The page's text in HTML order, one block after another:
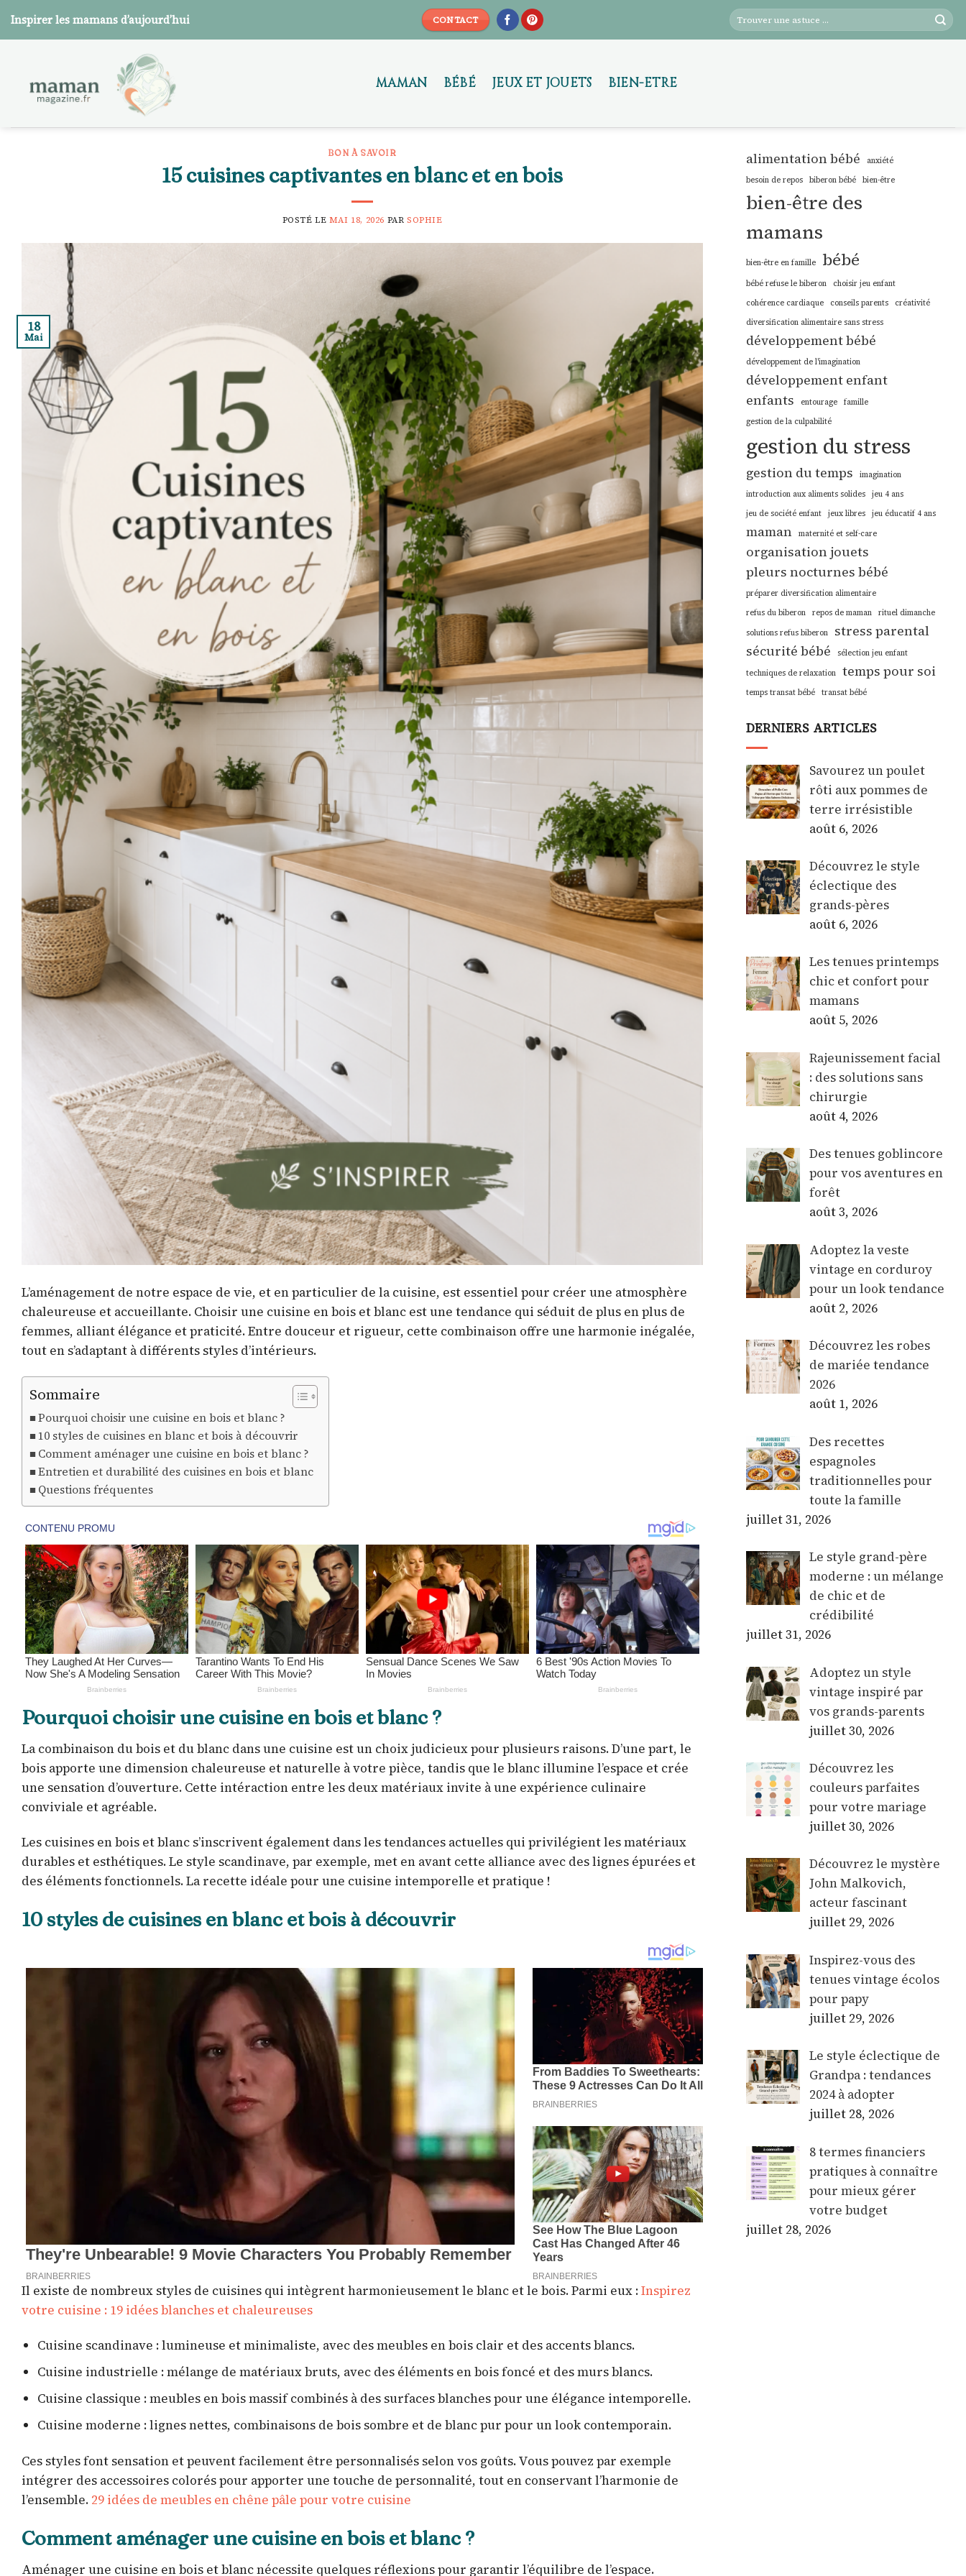
toInspirer les mamans d’aujourd’hui CONTACT
MAMAN BÉBÉ JEUX ET JOUETS BIEN-ÊTRE
BON À SAVOIR
15 cuisines captivantes en blanc et en bois
POSTÉ LE MAI 18, 2026 PAR SOPHIE
18
Mai
L’aménagement de notre espace de vie, et en particulier de la cuisine, est essentiel pour créer une atmosphère
chaleureuse et accueillante. Choisir une cuisine en bois et blanc est une tendance qui séduit de plus en plus de
femmes, alliant élégance et praticité. Entre douceur et rigueur, cette combinaison offre une harmonie inégalée,
tout en s’adaptant à différents styles d’intérieurs.
Sommaire
Pourquoi choisir une cuisine en bois et blanc ?
10 styles de cuisines en blanc et bois à découvrir
Comment aménager une cuisine en bois et blanc ?
Entretien et durabilité des cuisines en bois et blanc
Questions fréquentes
Pourquoi choisir une cuisine en bois et blanc ?
La combinaison du bois et du blanc dans une cuisine est un choix judicieux pour plusieurs raisons. D’une part, le
bois apporte une dimension chaleureuse et naturelle à votre pièce, tandis que le blanc illumine l’espace et crée
une sensation d’ouverture. Cette intéraction entre les deux matériaux invite à une expérience culinaire
conviviale et agréable.
Les cuisines en bois et blanc s’inscrivent également dans les tendances actuelles qui privilégient les matériaux
durables et esthétiques. Le style scandinave, par exemple, met en avant cette alliance avec des lignes épurées et
des éléments fonctionnels. La recette idéale pour une cuisine intemporelle et pratique !
10 styles de cuisines en blanc et bois à découvrir
Il existe de nombreux styles de cuisines qui intègrent harmonieusement le blanc et le bois. Parmi eux :Inspirez
votre cuisine : 19 idées blanches et chaleureuses
Cuisine scandinave : lumineuse et minimaliste, avec des meubles en bois clair et des accents blancs.
Cuisine industrielle : mélange de matériaux bruts, avec des éléments en bois foncé et des murs blancs.
Cuisine classique : meubles en bois massif combinés à des surfaces blanches pour une élégance intemporelle.
Cuisine moderne : lignes nettes, combinaisons de bois sombre et de blanc pur pour un look contemporain.
Ces styles font sensation et peuvent facilement être personnalisés selon vos goûts. Vous pouvez par exemple
intégrer des accessoires colorés pour apporter une touche de personnalité, tout en conservant l’harmonie de
l’ensemble. 29 idées de meubles en chêne pâle pour votre cuisine
Comment aménager une cuisine en bois et blanc ?
Aménager une cuisine en bois et blanc nécessite quelques réflexions pour garantir l’équilibre de l’espace.
alimentation bébé
anxiété
besoin de repos biberon bébé bien-être
bien-être des
mamans
bien-être en famille bébé
bébé refuse le biberon
choisir jeu enfant
cohérence cardiaque
conseils parents
créativité
diversification alimentaire sans stress
développement bébé
développement de l'imagination
développement enfant
enfants
entourage famille
gestion de la culpabilité
gestion du stress
gestion du temps
imagination
introduction aux aliments solides jeu 4 ans
jeu de société enfant jeux libres jeu éducatif 4 ans
maman maternité et self-care
organisation jouets
pleurs nocturnes bébé
préparer diversification alimentaire
refus du biberon repos de maman rituel dimanche
solutions refus biberon
stress parental
sécurité bébé
sélection jeu enfant
techniques de relaxation temps pour soi
temps transat bébé transat bébé
DERNIERS ARTICLES
Savourez un poulet
rôti aux pommes de
terre irrésistible
août 6, 2026
Découvrez le style
éclectique des
grands-pères
août 6, 2026
Les tenues printemps
chic et confort pour
mamans
août 5, 2026
Rajeunissement facial
: des solutions sans
chirurgie
août 4, 2026
Des tenues goblincore
pour vos aventures en
forêt
août 3, 2026
Adoptez la veste
vintage en corduroy
pour un look tendance
août 2, 2026
Découvrez les robes
de mariée tendance
2026
août 1, 2026
Des recettes
espagnoles
traditionnelles pour
toute la famille
juillet 31, 2026
Le style grand-père
moderne : un mélange
de chic et de
crédibilité
juillet 31, 2026
Adoptez un style
vintage inspiré par
vos grands-parents
juillet 30, 2026
Découvrez les
couleurs parfaites
pour votre mariage
juillet 30, 2026
Découvrez le mystère
John Malkovich,
acteur fascinant
juillet 29, 2026
Inspirez-vous des
tenues vintage écolos
pour papy
juillet 29, 2026
Le style éclectique de
Grandpa : tendances
2024 à adopter
juillet 28, 2026
8 termes financiers
pratiques à connaître
pour mieux gérer
votre budget
juillet 28, 2026